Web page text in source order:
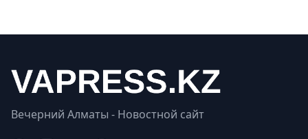
Вечерний Алматы - Новостной сайт